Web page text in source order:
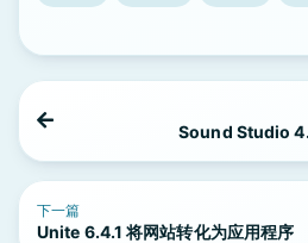
Sound Studio
下一篇
Unite 6.4.1 将网站转化为应用程序